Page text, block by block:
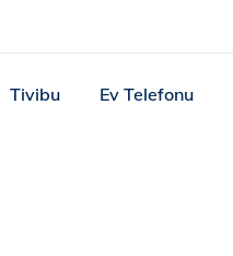
Tivibu Ev Telefonu